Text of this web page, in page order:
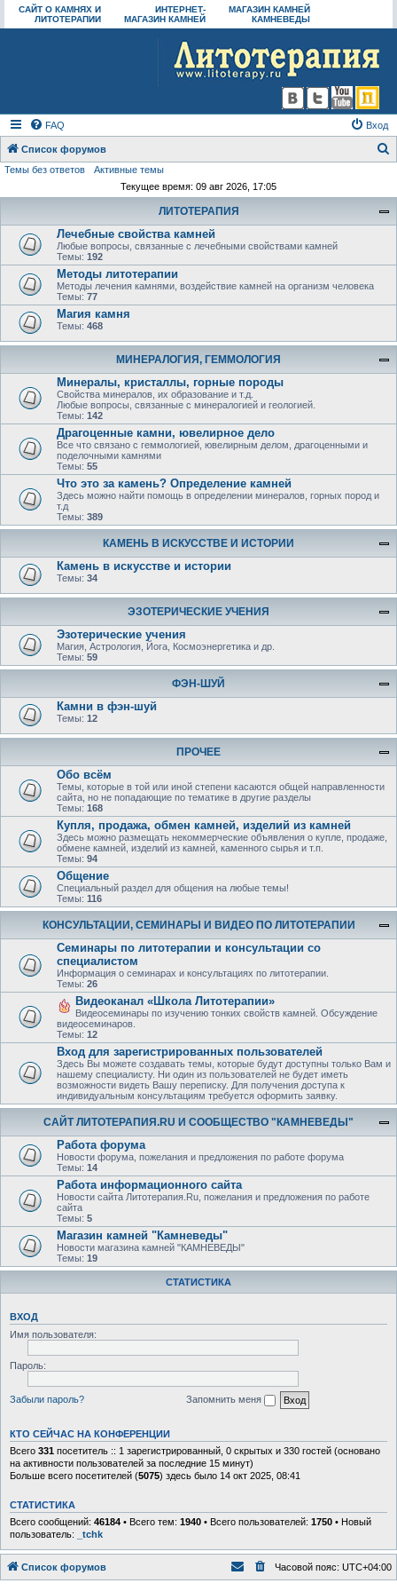
САЙТ О КАМНЯХ И
ЛИТОТЕРАПИИ
ИНТЕРНЕТ-
МАГАЗИН КАМНЕЙ
МАГАЗИН КАМНЕЙ
КАМНЕВЕДЫ
FAQ Вход
Список форумов
Темы без ответов
Активные темы
Текущее время: 09 авг 2026, 17:05
ЛИТОТЕРАПИЯ
Лечебные свойства камней
Любые вопросы, связанные с лечебными свойствами камней
Темы: 192
Методы литотерапии
Методы лечения камнями, воздействие камней на организм человека
Темы: 77
Магия камня
Темы: 468
МИНЕРАЛОГИЯ, ГЕММОЛОГИЯ
Минералы, кристаллы, горные породы
Свойства минералов, их образование и т.д.
Любые вопросы, связанные с минералогией и геологией.
Темы: 142
Драгоценные камни, ювелирное дело
Все что связано с геммологией, ювелирным делом, драгоценными и
поделочными камнями
Темы: 55
Что это за камень? Определение камней
Здесь можно найти помощь в определении минералов, горных пород и
т.д
Темы: 389
КАМЕНЬ В ИСКУССТВЕ И ИСТОРИИ
Камень в искусстве и истории
Темы: 34
ЭЗОТЕРИЧЕСКИЕ УЧЕНИЯ
Эзотерические учения
Магия, Астрология, Йога, Космоэнергетика и др.
Темы: 59
ФЭН-ШУЙ
Камни в фэн-шуй
Темы: 12
ПРОЧЕЕ
Обо всём
Темы, которые в той или иной степени касаются общей направленности
сайта, но не попадающие по тематике в другие разделы
Темы: 168
Купля, продажа, обмен камней, изделий из камней
Здесь можно размещать некоммерческие объявления о купле, продаже,
обмене камней, изделий из камней, каменного сырья и т.п.
Темы: 94
Общение
Специальный раздел для общения на любые темы!
Темы: 116
КОНСУЛЬТАЦИИ, СЕМИНАРЫ И ВИДЕО ПО ЛИТОТЕРАПИИ
Семинары по литотерапии и консультации со
специалистом
Информация о семинарах и консультациях по литотерапии.
Темы: 26
Видеоканал «Школа Литотерапии»
Видеосеминары по изучению тонких свойств камней. Обсуждение
видеосеминаров.
Темы: 12
Вход для зарегистрированных пользователей
Здесь Вы можете создавать темы, которые будут доступны только Вам и
нашему специалисту. Ни один из пользователей не будет иметь
возможности видеть Вашу переписку. Для получения доступа к
индивидуальным консультациям требуется оформить заявку.
САЙТ ЛИТОТЕРАПИЯ.RU И СООБЩЕСТВО "КАМНЕВЕДЫ"
Работа форума
Новости форума, пожелания и предложения по работе форума
Темы: 14
Работа информационного сайта
Новости сайта Литотерапия.Ru, пожелания и предложения по работе
сайта
Темы: 5
Магазин камней "Камневеды"
Новости магазина камней "КАМНЕВЕДЫ"
Темы: 19
СТАТИСТИКА
ВХОД
Имя пользователя:
Пароль:
Забыли пароль? Запомнить меня
КТО СЕЙЧАС НА КОНФЕРЕНЦИИ
Всего 331 посетитель :: 1 зарегистрированный, 0 скрытых и 330 гостей (основано
на активности пользователей за последние 15 минут)
Больше всего посетителей (5075) здесь было 14 окт 2025, 08:41
СТАТИСТИКА
Всего сообщений: 46184 • Всего тем: 1940 • Всего пользователей: 1750 • Новый
пользователь:
_tchk
Список форумов Часовой пояс: UTC+04:00